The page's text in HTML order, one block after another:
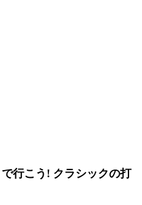
行こう! クラシックの打